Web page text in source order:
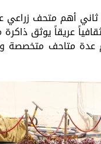
ثاني أهم متحف
عريقاً يوثق ذاكرة
عدة متاحف متخصصة